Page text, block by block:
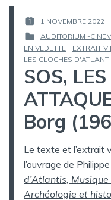
PUBLIÉ
LE :
1 NOVEMBRE 2022
PUBLIÉ
DANS
AUDITORIUM -
EN VEDETTE | EXTRAIT
LES CLOCHES
SOS,
Borg
Le texte et l’extrait
l’ouvrage de
d’Atlantis,
Archéologie et